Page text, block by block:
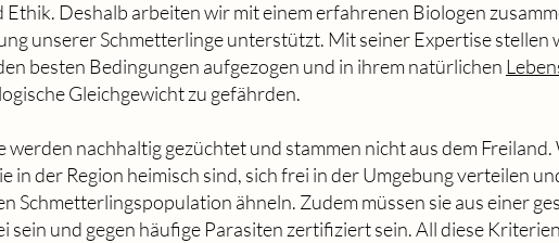
Deshalb arbeiten wir mit einem erfahrenen Biologen
unserer Schmetterlinge unterstützt. Mit seiner Expertise stellen
besten Bedingungen aufgezogen und in ihrem natürlichen
Gleichgewicht zu gefährden.
werden nachhaltig gezüchtet und stammen nicht aus dem
in der Region heimisch sind, sich frei in der Umgebung verteilen
Schmetterlingspopulation ähneln. Zudem müssen sie aus einer
sein und gegen häufige Parasiten zertifiziert sein. All diese